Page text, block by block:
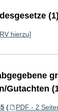
(1)
hierzu]
Gutachten
( PDF - 2